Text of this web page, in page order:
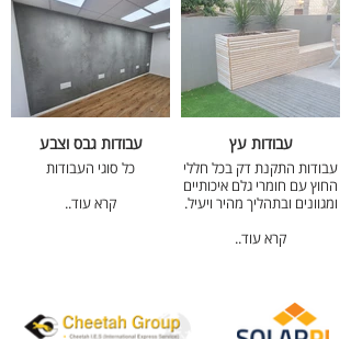
עבודות עץ
עבודות התקנת דק בכל חללי
החוץ עם חומרי גלם איכותיים
ומגוונים ובתהליך מהיר ויעיל.
קרא עוד..
עבודות גבס וצבע
כל סוגי העבודות
קרא עוד..